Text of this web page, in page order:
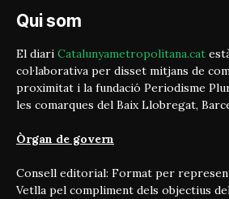
Qui som
El diari Catalunyametropolitana.cat
col·laborativa per disset mitjans de
proximitat i la fundació Periodisme
les comarques del Baix Llobregat,
Òrgan de govern
Consell editorial: Format per
Vetlla pel compliment dels objectius